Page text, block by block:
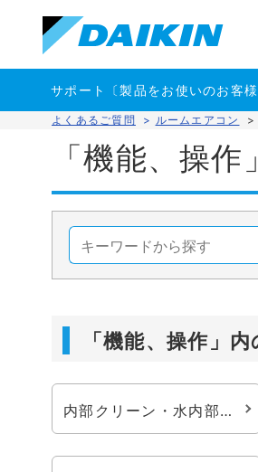
サポート〔製品をお使いのお客様
よくあるご質問 > ルームエアコン >
「機能、操
「機能、操作」
内部クリーン・水内部クリーン